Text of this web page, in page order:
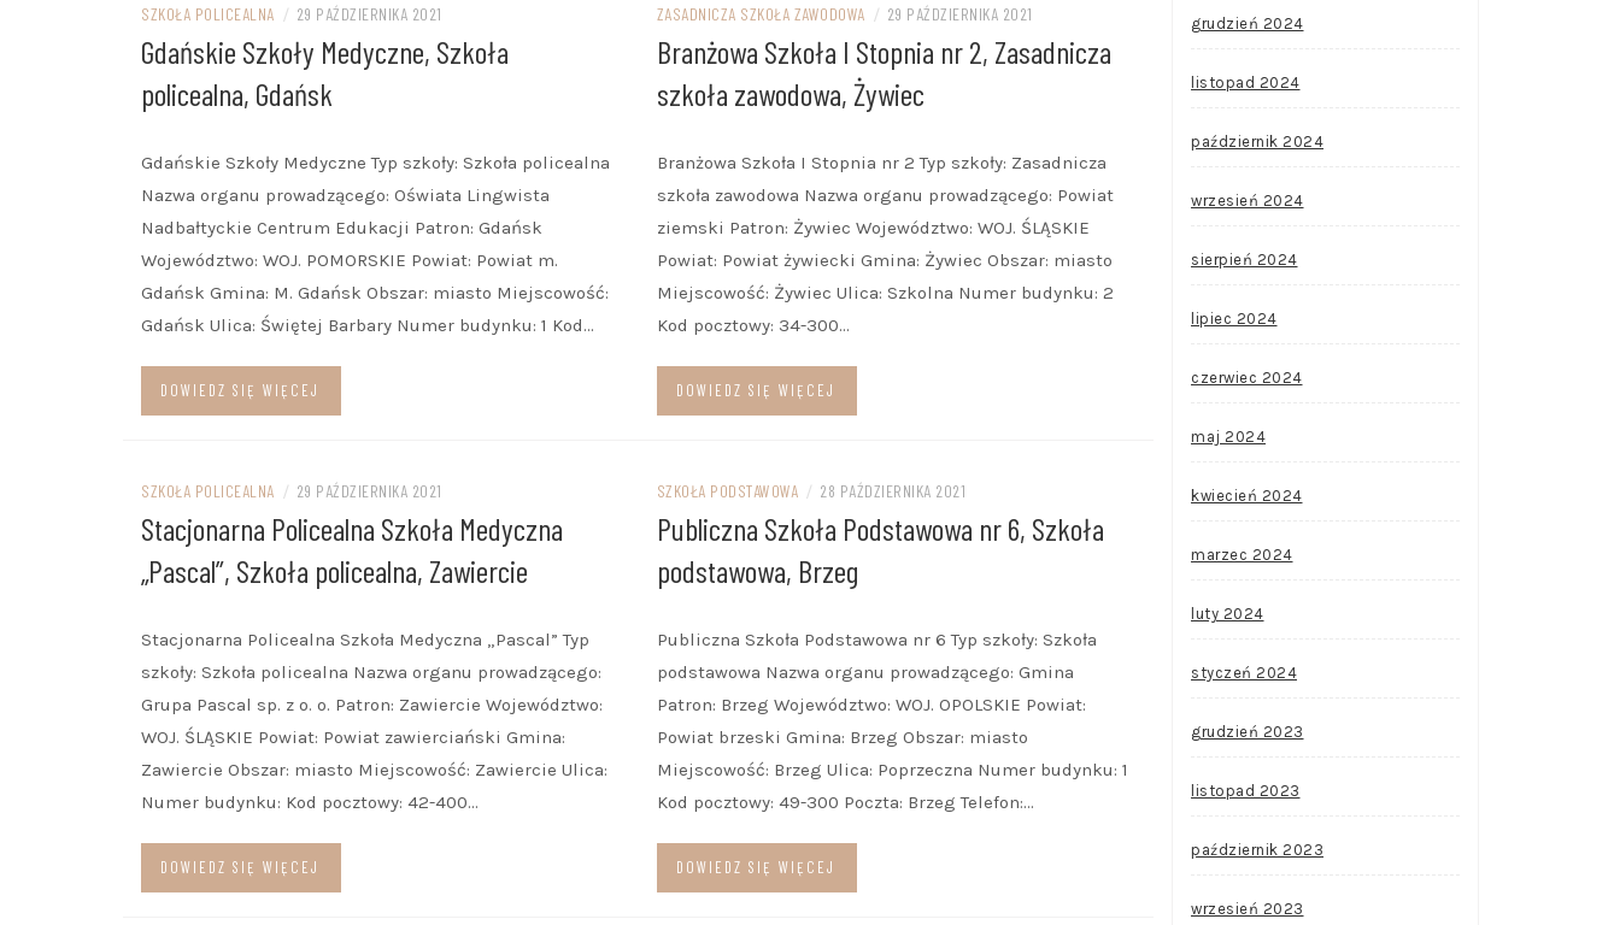
SZKOŁA POLICEALNA / 29 PAŹDZIERNIKA 2021
Gdańskie Szkoły Medyczne, Szkoła
policealna, Gdańsk
Gdańskie Szkoły Medyczne Typ szkoły: Szkoła policealna
Nazwa organu prowadzącego: Oświata Lingwista
Nadbałtyckie Centrum Edukacji Patron: Gdańsk
Województwo: WOJ. POMORSKIE Powiat: Powiat m.
Gdańsk Gmina: M. Gdańsk Obszar: miasto Miejscowość:
Gdańsk Ulica: Świętej Barbary Numer budynku: 1 Kod…
DOWIEDZ SIĘ WIĘCEJ
ZASADNICZA SZKOŁA ZAWODOWA / 29 PAŹDZIERNIKA 2021
Branżowa Szkoła I Stopnia nr 2, Zasadnicza
szkoła zawodowa, Żywiec
Branżowa Szkoła I Stopnia nr 2 Typ szkoły: Zasadnicza
szkoła zawodowa Nazwa organu prowadzącego: Powiat
ziemski Patron: Żywiec Województwo: WOJ. ŚLĄSKIE
Powiat: Powiat żywiecki Gmina: Żywiec Obszar: miasto
Miejscowość: Żywiec Ulica: Szkolna Numer budynku: 2
Kod pocztowy: 34-300…
DOWIEDZ SIĘ WIĘCEJ
SZKOŁA POLICEALNA / 29 PAŹDZIERNIKA 2021
Stacjonarna Policealna Szkoła Medyczna
„Pascal”, Szkoła policealna, Zawiercie
Stacjonarna Policealna Szkoła Medyczna „Pascal” Typ
szkoły: Szkoła policealna Nazwa organu prowadzącego:
Grupa Pascal sp. z o. o. Patron: Zawiercie Województwo:
WOJ. ŚLĄSKIE Powiat: Powiat zawierciański Gmina:
Zawiercie Obszar: miasto Miejscowość: Zawiercie Ulica:
Numer budynku: Kod pocztowy: 42-400…
DOWIEDZ SIĘ WIĘCEJ
SZKOŁA PODSTAWOWA / 28 PAŹDZIERNIKA 2021
Publiczna Szkoła Podstawowa nr 6, Szkoła
podstawowa, Brzeg
Publiczna Szkoła Podstawowa nr 6 Typ szkoły: Szkoła
podstawowa Nazwa organu prowadzącego: Gmina
Patron: Brzeg Województwo: WOJ. OPOLSKIE Powiat:
Powiat brzeski Gmina: Brzeg Obszar: miasto
Miejscowość: Brzeg Ulica: Poprzeczna Numer budynku: 1
Kod pocztowy: 49-300 Poczta: Brzeg Telefon:…
DOWIEDZ SIĘ WIĘCEJ
grudzień 2024
listopad 2024
październik 2024
wrzesień 2024
sierpień 2024
lipiec 2024
czerwiec 2024
maj 2024
kwiecień 2024
marzec 2024
luty 2024
styczeń 2024
grudzień 2023
listopad 2023
październik 2023
wrzesień 2023